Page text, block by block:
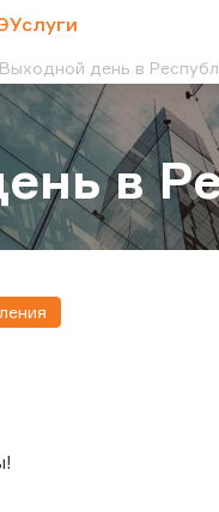
Услуги
Выходной день в
в